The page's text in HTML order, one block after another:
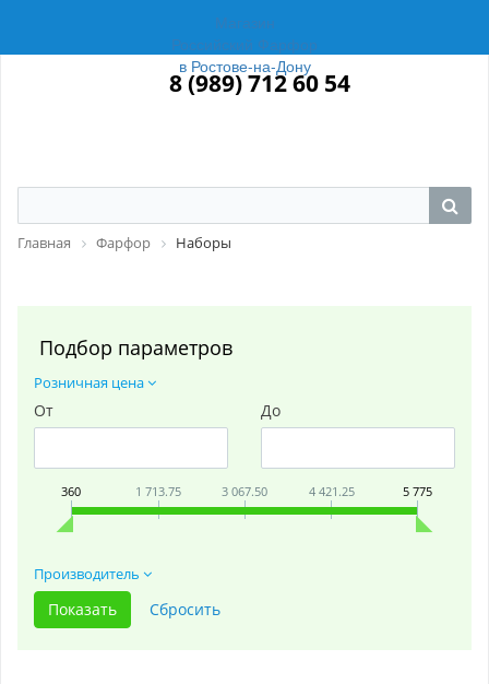
Магазин
Российский Фарфор
в Ростове-на-Дону
8 (989) 712 60 54
Главная Фарфор Наборы
Подбор параметров
Розничная цена
От До
360 1 713.75 3 067.50 4 421.25 5 775
Производитель